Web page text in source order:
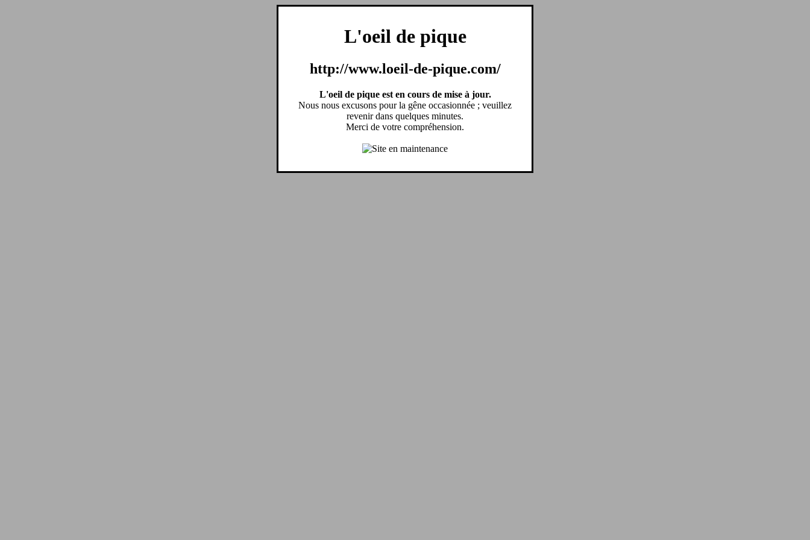
L'oeil de pique
http://www.loeil-de-pique.com/
L'oeil de pique est en cours de mise à jour.
Nous nous excusons pour la gêne occasionnée ; veuillez
revenir dans quelques minutes.
Merci de votre compréhension.